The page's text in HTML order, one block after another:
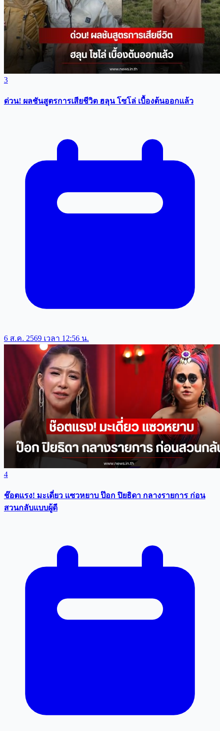
3
ด่วน! ผลชันสูตรการเสียชีวิต ฮลุน โซโล่ เบื้องต้นออกแล้ว
6 ส.ค. 2569 เวลา 12:56 น.
4
ช๊อตแรง! มะเดี่ยว แซวหยาบ ป๊อก ปิยธิดา กลางรายการ ก่อน
สวนกลับแบบผู้ดี